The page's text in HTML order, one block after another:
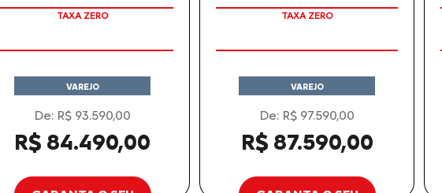
OPORTUNIDADE
VAREJO
De: R$ 93.590,00
R$ 84.490,00
OPORTUNIDADE
VAREJO
De: R$ 97.590,00
R$ 87.590,00